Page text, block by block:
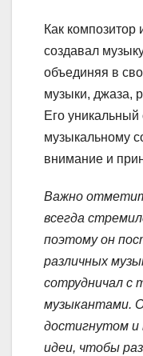
Как
создавал
объединяя в
музыки, джаза,
Его уникальный
музыкальному
внимание и
Важно
всегда
поэтому он
различных
сотрудничал с
музыкантами.
достигнутом и
идеи, чтобы